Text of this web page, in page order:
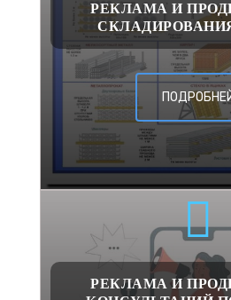
РЕКЛАМА И
РЕКЛАМА И